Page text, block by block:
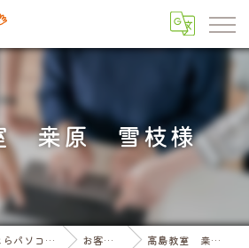
桒原 雪枝様
滋賀でパソコン教室ならパソコン教室ひだまり お客様の声 高島教室 桒原 雪枝様